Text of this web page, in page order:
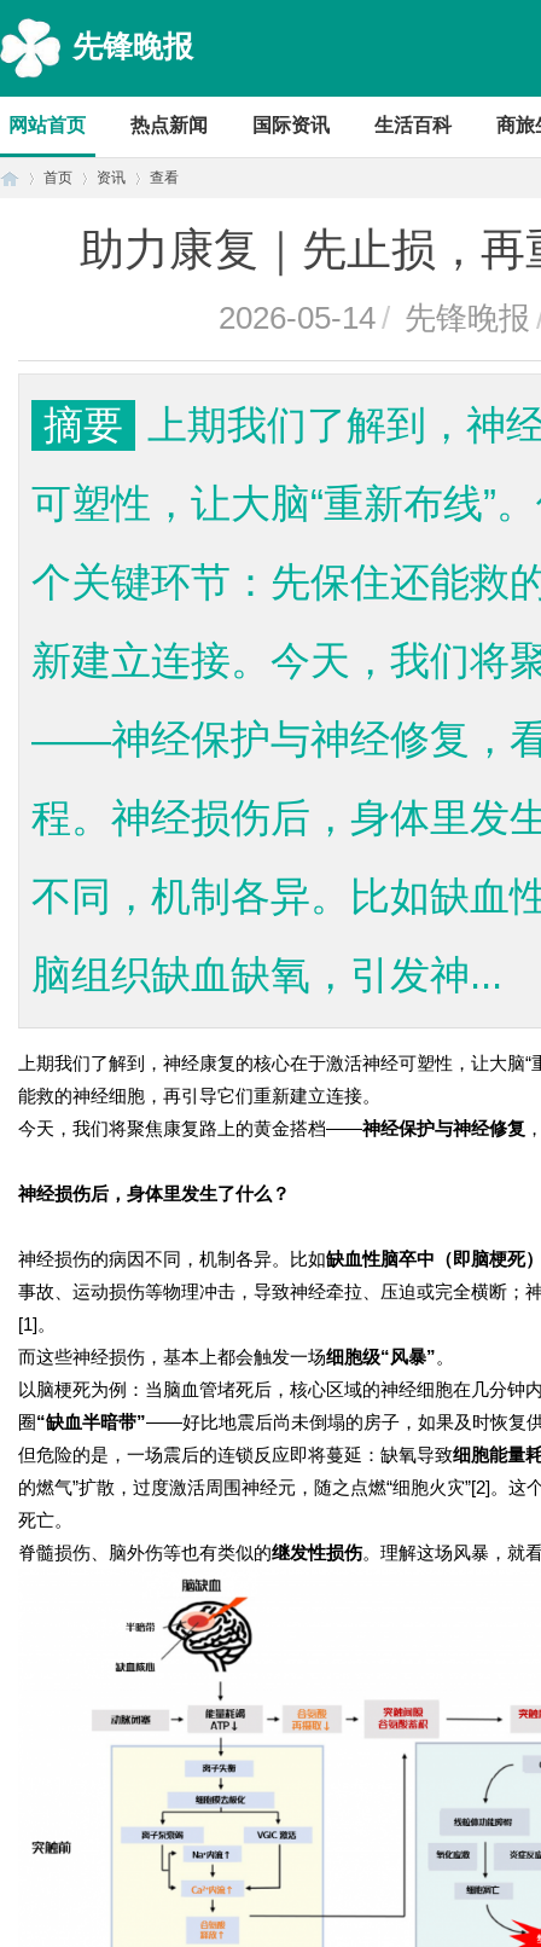
先锋晚报
网站首页 热点新闻 国际资讯 生活百科 商旅
首页 资讯 查看
助力康复｜先止损，
2026-05-14/ 先锋晚报
摘要
上期我们了解到，神
可塑性，让大脑“重新布线”
个关键环节：先保住还能救
新建立连接。今天，我们将
——神经保护与神经修复，看
程。神经损伤后，身体里发
不同，机制各异。比如缺血
脑组织缺血缺氧，引发神...
上期我们了解到，神经康复的核心在于激活神经可塑性，让大脑
能救的神经细胞，再引导它们重新建立连接。
今天，我们将聚焦康复路上的黄金搭档——神经保护与神经修复
神经损伤后，身体里发生了什么？
神经损伤的病因不同，机制各异。比如缺血性脑卒中（即脑梗死
事故、运动损伤等物理冲击，导致神经牵拉、压迫或完全横断；
[1]。
而这些神经损伤，基本上都会触发一场细胞级“风暴”。
以脑梗死为例：当脑血管堵死后，核心区域的神经细胞在几分钟
圈“缺血半暗带”——好比地震后尚未倒塌的房子，如果及时恢复
但危险的是，一场震后的连锁反应即将蔓延：缺氧导致细胞能量
的燃气”扩散，过度激活周围神经元，随之点燃“细胞火灾”[2]。
死亡。
脊髓损伤、脑外伤等也有类似的继发性损伤。理解这场风暴，就